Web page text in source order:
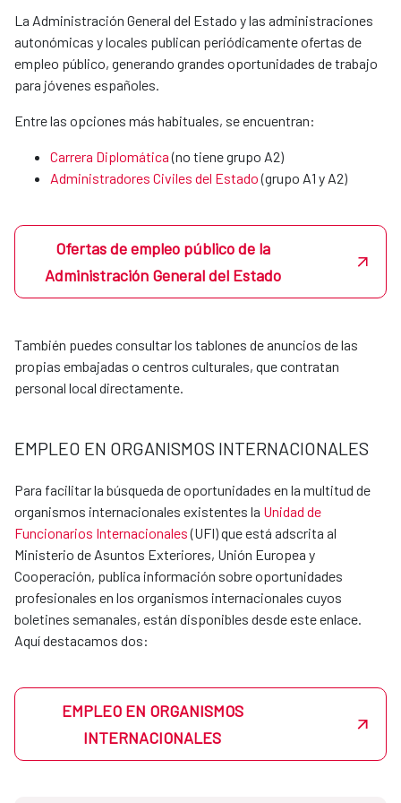
colaboradoras.
Xunta de Galicia
Fundación universitaria Las Palmas
Universidad Politécnica de Valencia
Podrás hacerlas tanto en la sede central en Madrid como en
En Madrid, si un estudiante quiere realizar prácticas en la
agencia, por sí mismo o a través de su coordinador de
prácticas mandará un correo a la Unidad de Apoyo de la
interesado en acoger al estudiante, se pondría en
formativa.
Las oficinas de cooperación en el exterior también
pueden acoger estudiantes en prácticas, y las
peticiones también se canalizarán a través de las
Unidades de apoyo de cada dirección.
Consulta por los requisitos y las plazas disponibles
escribiendo a becasmae@aecid.es. La AECID es un entorno
impacto global.
Actualmente disponemos de convenios con los siguientes
La Administración General del Estado y las administraciones
autonómicas y locales publican periódicamente ofertas de
empleo público, generando grandes oportunidades de trabajo
para jóvenes españoles.
Entre las opciones más habituales, se encuentran:
Carrera Diplomática(no tiene grupo A2)
Administradores Civiles del Estado(grupo A1 y A2)​​​​​​​
Ofertas de empleo público de la
Administración General del Estado
También puedes consultar los tablones de anuncios de las
propias embajadas o centros culturales, que contratan
personal local directamente.
EMPLEO EN ORGANISMOS INTERNACIONALES
Para facilitar la búsqueda de oportunidades en la multitud de
organismos internacionales existentes la Unidad de
Funcionarios Internacionales(UFI) que está adscrita al
Ministerio de Asuntos Exteriores, Unión Europea y
Cooperación, publica información sobre oportunidades
profesionales en los organismos internacionales cuyos
boletines semanales, están disponibles desde este enlace.
Aquí destacamos dos:
EMPLEO EN ORGANISMOS
INTERNACIONALES